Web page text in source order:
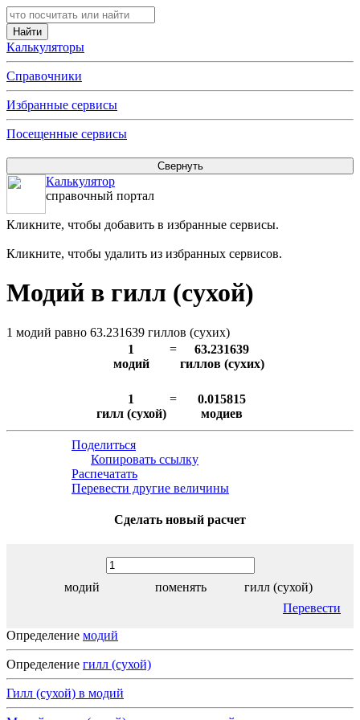
Калькуляторы
Справочники
Избранные сервисы
Посещенные сервисы
Калькулятор
справочный портал
Кликните, чтобы добавить в избранные сервисы.
Кликните, чтобы удалить из избранных сервисов.
Модий в гилл (сухой)
1 модий равно 63.231639 гиллов (сухих)
1
модий
=
63.231639
гиллов (сухих)
1
гилл (сухой)
=
0.015815
модиев
Поделиться
Копировать ссылку
Распечатать
Перевести другие величины
Сделать новый расчет
модий поменять
гилл (сухой)
Перевести
Определение модий
Определение гилл (сухой)
Гилл (сухой) в модий